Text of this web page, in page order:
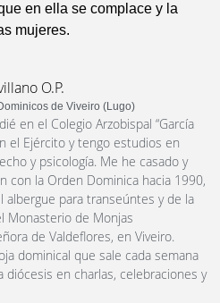
en ella se complace y la
mujeres.
O.P.
de Viveiro (Lugo)
en el Colegio Arzobispal “García
el Ejército y tengo estudios en
y psicología. Me he casado y
con la Orden Dominica hacia 1990,
albergue para transeúntes y de la
Monasterio de Monjas
de Valdeflores, en Viveiro.
dominical que sale cada semana
diócesis en charlas, celebraciones y